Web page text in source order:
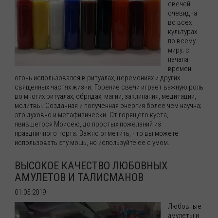
свечей
очевидна
во всех
культурах
по всему
миру; с
начала
времен
огонь использовался в ритуалах, церемониях и других
священных частях жизни. Горение свечи играет важную роль
во многих ритуалах, обрядах, магии, заклинания, медитации,
молитвы. Созданная и полученная энергия более чем научна;
это духовно и метафизически. От горящего куста,
явившегося Моисею, до простых пожеланий из
праздничного торта. Важно отметить, что вы можете
использовать эту мощь, но используйте ее с умом.
ВЫСОКОЕ КАЧЕСТВО ЛЮБОВНЫХ
АМУЛЕТОВ И ТАЛИСМАНОВ
01.05.2019
Любовные
амулеты и